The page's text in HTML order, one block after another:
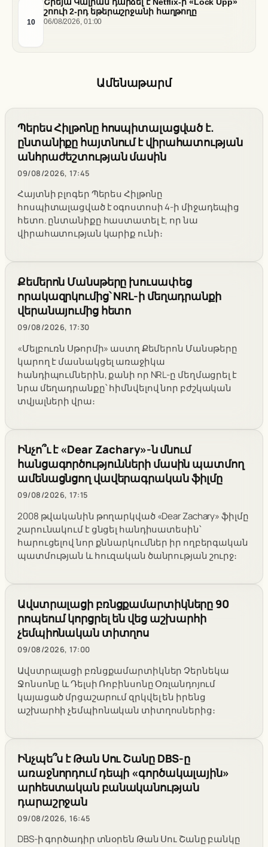
10
շոուի 2-րդ եթերաշրջանի հաղթողը
06/08/2026, 01:00
Ամենաթարմ
Պերես Հիլթոնը հոսպիտալացված է.
ընտանիքը հայտնում է վիրահատության
անհրաժեշտության մասին
09/08/2026, 17:45
Հայտնի բլոգեր Պերես Հիլթոնը
հոսպիտալացված է օգոստոսի 4-ի միջադեպից
հետո. ընտանիքը հաստատել է, որ նա
վիրահատության կարիք ունի։
Քեմերոն Մանսթերը խուսափեց
որակազրկումից՝ NRL-ի մեղադրանքի
վերանայումից հետո
09/08/2026, 17:30
«Մելբուռն Սթորմի» աստղ Քեմերոն Մանսթերը
կարող է մասնակցել առաջիկա
հանդիպումներին, քանի որ NRL-ը մեղմացրել է
նրա մեղադրանքը՝ հիմնվելով նոր բժշկական
տվյալների վրա։
Ինչո՞ւ է «Dear Zachary»-ն մնում
հանցագործությունների մասին պատմող
ամենացնցող վավերագրական ֆիլմը
09/08/2026, 17:15
2008 թվականին թողարկված «Dear Zachary» ֆիլմը
շարունակում է ցնցել հանդիսատեսին՝
հարուցելով նոր քննարկումներ իր ողբերգական
պատմության և հուզական ծանրության շուրջ։
Ավստրալացի բռնցքամարտիկները 90
րոպեում կորցրել են վեց աշխարհի
չեմպիոնական տիտղոս
09/08/2026, 17:00
Ավստրալացի բռնցքամարտիկներ Չերնեկա
Ջոնսոնը և Դելսի Ռոբինսոնը Օռլանդոյում
կայացած մրցաշարում զրկվել են իրենց
աշխարհի չեմպիոնական տիտղոսներից։
Ինչպե՞ս է Թան Սու Շանը DBS-ը
առաջնորդում դեպի «գործակալային»
արհեստական բանականության
դարաշրջան
09/08/2026, 16:45
DBS-ի գործադիր տնօրեն Թան Սու Շանը բանկը